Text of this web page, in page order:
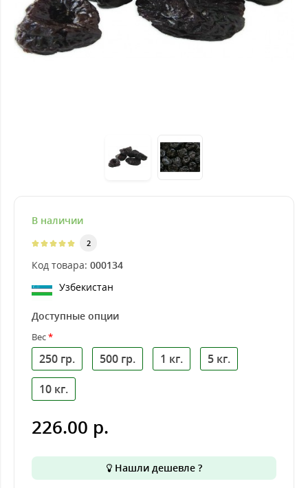
В наличии
2
Код товара: 000134
Узбекистан
Доступные опции
Вес
250 гр. 500 гр. 1 кг.
5 кг.
10 кг.
226.00 р.
Нашли дешевле ?